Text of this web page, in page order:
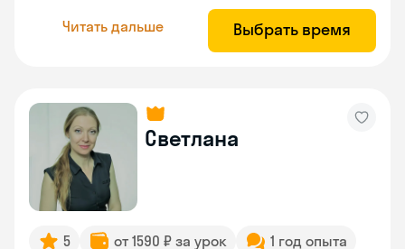
Читать дальше Выбрать время
Светлана
5 от 1590 ₽ за урок
1 год опыта